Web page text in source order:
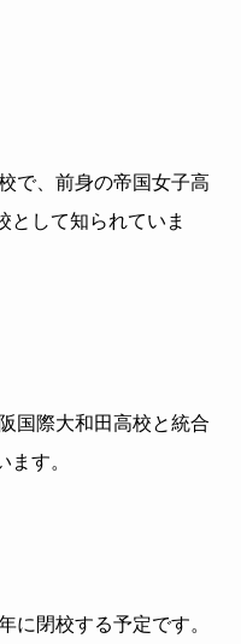
で、前身の帝国女子高
として知られていま
国際大和田高校と統合
す。
に閉校する予定です。